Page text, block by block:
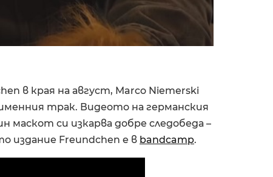
в края на август, Marco Niemerski
трак. Видеото на германския
маскот си изкарва добре следобеда –
издание Freundchen е в bandcamp.